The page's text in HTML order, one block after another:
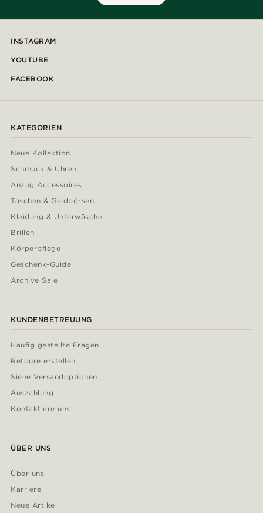
INSTAGRAM
YOUTUBE
FACEBOOK
KATEGORIEN
Neue Kollektion
Schmuck & Uhren
Anzug Accessoires
Taschen & Geldbörsen
Kleidung & Unterwäsche
Brillen
Körperpflege
Geschenk-Guide
Archive Sale
KUNDENBETREUUNG
Häufig gestellte Fragen
Retoure erstellen
Siehe Versandoptionen
Auszahlung
Kontaktiere uns
ÜBER UNS
Über uns
Karriere
Neue Artikel